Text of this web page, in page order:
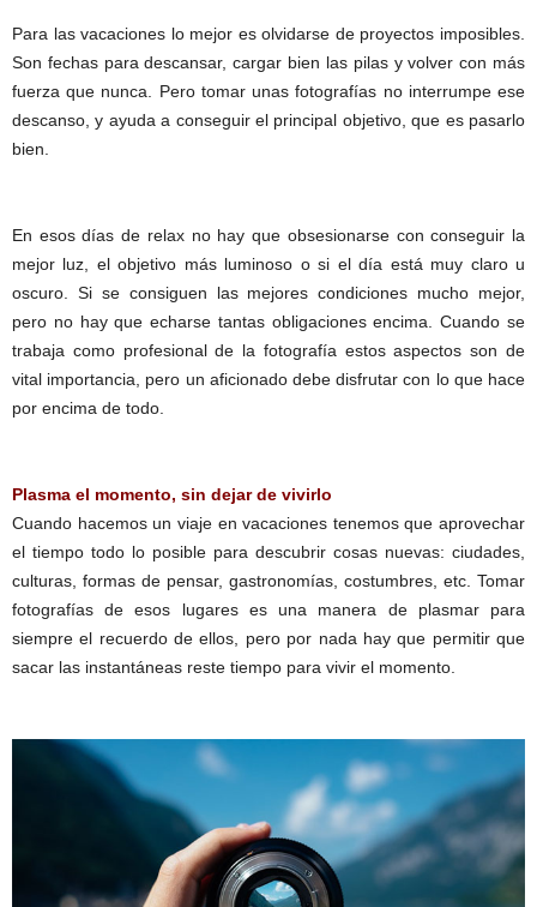
Para las vacaciones lo mejor es olvidarse de proyectos imposibles.
Son fechas para descansar, cargar bien las pilas y volver con más
fuerza que nunca. Pero tomar unas fotografías no interrumpe ese
descanso, y ayuda a conseguir el principal objetivo, que es pasarlo
bien.
En esos días de relax no hay que obsesionarse con conseguir la
mejor luz, el objetivo más luminoso o si el día está muy claro u
oscuro. Si se consiguen las mejores condiciones mucho mejor,
pero no hay que echarse tantas obligaciones encima. Cuando se
trabaja como profesional de la fotografía estos aspectos son de
vital importancia, pero un aficionado debe disfrutar con lo que hace
por encima de todo.
Plasma el momento, sin dejar de vivirlo
Cuando hacemos un viaje en vacaciones tenemos que aprovechar
el tiempo todo lo posible para descubrir cosas nuevas: ciudades,
culturas, formas de pensar, gastronomías, costumbres, etc. Tomar
fotografías de esos lugares es una manera de plasmar para
siempre el recuerdo de ellos, pero por nada hay que permitir que
sacar las instantáneas reste tiempo para vivir el momento.